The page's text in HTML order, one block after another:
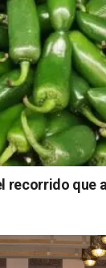
recorrido que